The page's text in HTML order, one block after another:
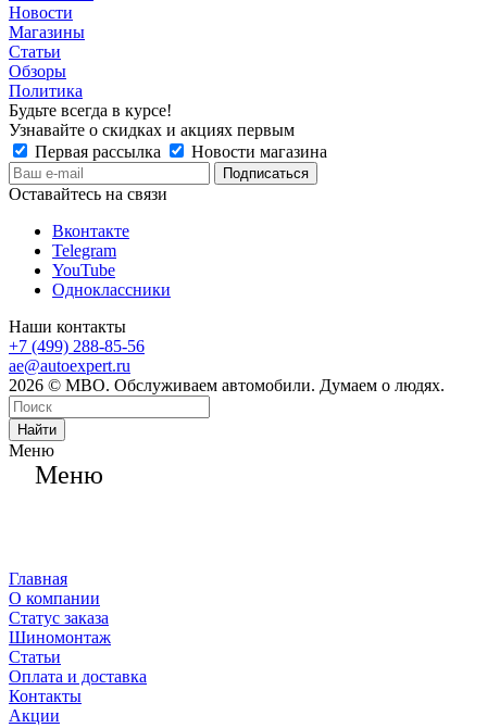
Новости
Магазины
Статьи
Обзоры
Политика
Будьте всегда в курсе!
Узнавайте о скидках и акциях первым
Первая рассылка
Новости магазина
Оставайтесь на связи
Вконтакте
Telegram
YouTube
Одноклассники
Наши контакты
+7 (499) 288-85-56
ae@autoexpert.ru
2026 © МВО. Обслуживаем автомобили. Думаем о людях.
Найти
Меню
Меню
Главная
О компании
Статус заказа
Шиномонтаж
Статьи
Оплата и доставка
Контакты
Акции